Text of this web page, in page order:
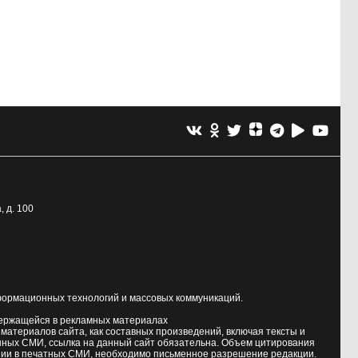
д. 100
технологий и массовых коммуникаций.
в рекламных материалах
сайта, как составных произведений, включая тексты и
СМИ, ссылка на данный сайт обязательна. Объем цитирования
в печатных СМИ, необходимо письменное разрешение редакции.